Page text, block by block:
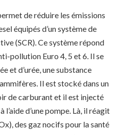
de réduire les émissions
équipés d’un système de
(SCR). Ce système répond
pollution Euro 4, 5 et 6. Il se
et d’urée, une substance
Il est stocké dans un
de carburant et il est injecté
l’aide d’une pompe. Là, il réagit
des gaz nocifs pour la santé